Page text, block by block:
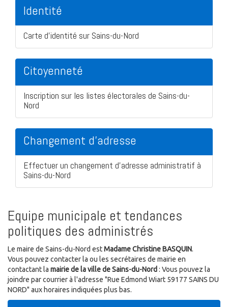
Identité
Carte d'identité sur Sains-du-Nord
Citoyenneté
Inscription sur les listes électorales de Sains-du-
Nord
Changement d'adresse
Effectuer un changement d'adresse administratif à
Sains-du-Nord
Equipe municipale et tendances
politiques des administrés
Le maire de Sains-du-Nord estMadame Christine BASQUIN.
Vous pouvez contacter la ou les secrétaires de mairie en
contactant la mairie de la ville de Sains-du-Nord : Vous pouvez la
joindre par courrier à l'adresse "Rue Edmond Wiart 59177 SAINS DU
NORD" aux horaires indiquées plus bas.